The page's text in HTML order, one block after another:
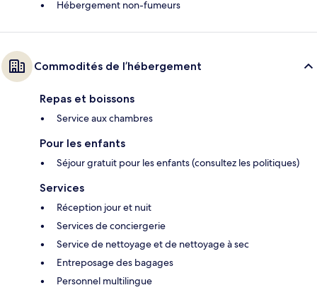
Hébergement non-fumeurs
Commodités de l’hébergement
Repas et boissons
Service aux chambres
Pour les enfants
Séjour gratuit pour les enfants (consultez les politiques)
Services
Réception jour et nuit
Services de conciergerie
Service de nettoyage et de nettoyage à sec
Entreposage des bagages
Personnel multilingue